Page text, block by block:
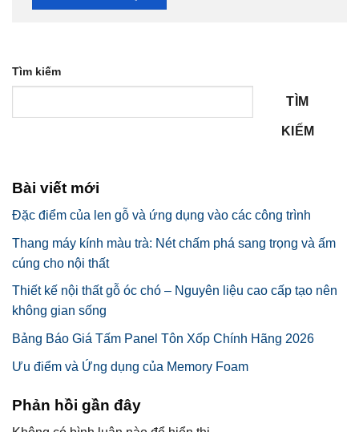
Tìm kiếm
TÌM
KIẾM
Bài viết mới
Đặc điểm của len gỗ và ứng dụng vào các công trình
Thang máy kính màu trà: Nét chấm phá sang trọng và ấm
cúng cho nội thất
Thiết kế nội thất gỗ óc chó – Nguyên liệu cao cấp tạo nên
không gian sống
Bảng Báo Giá Tấm Panel Tôn Xốp Chính Hãng 2026
Ưu điểm và Ứng dụng của Memory Foam
Phản hồi gần đây